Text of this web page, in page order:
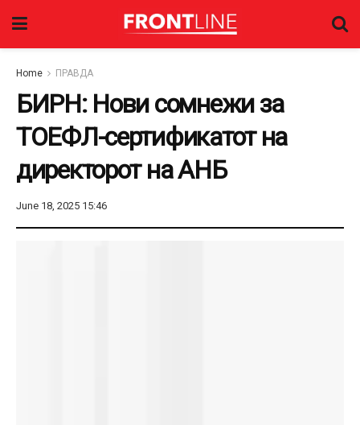
Home ПРАВДА
БИРН: Нови сомнежи за
ТОЕФЛ-сертификатот на
директорот на АНБ
June 18, 2025 15:46